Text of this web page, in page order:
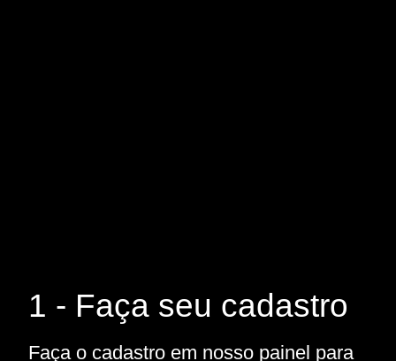
1 - Faça seu cadastro
Faça o cadastro em nosso painel para